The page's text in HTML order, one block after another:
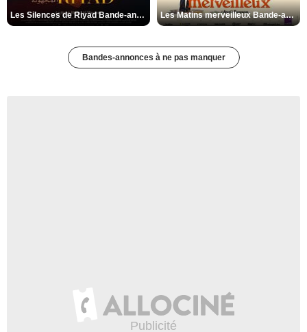
Les Silences de Riyad Bande-annonce VO STFR Les Matins merveilleux Bande-annonce VF
Bandes-annonces à ne pas manquer